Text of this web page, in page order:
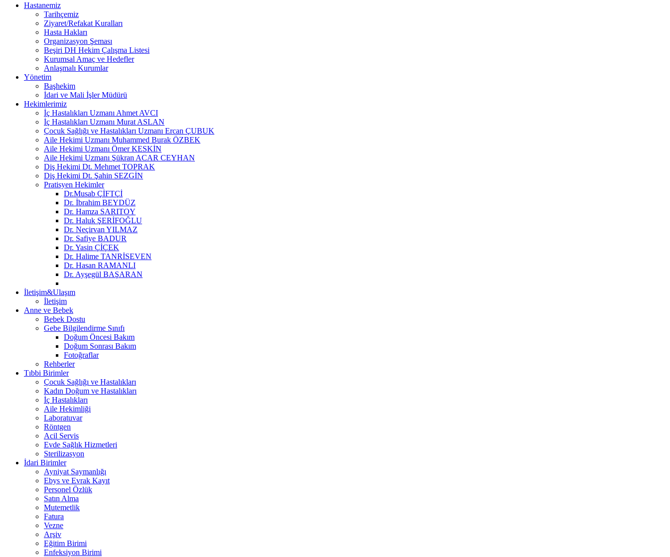
Hastanemiz
Tarihçemiz
Ziyaret/Refakat Kuralları
Hasta Hakları
Organizasyon Şeması
Beşiri DH Hekim Çalışma Listesi
Kurumsal Amaç ve Hedefler
Anlaşmalı Kurumlar
Yönetim
Başhekim
İdari ve Mali İşler Müdürü
Hekimlerimiz
İç Hastalıkları Uzmanı Ahmet AVCI
İç Hastalıkları Uzmanı Murat ASLAN
Çocuk Sağlığı ve Hastalıkları Uzmanı Ercan ÇUBUK
Aile Hekimi Uzmanı Muhammed Burak ÖZBEK
Aile Hekimi Uzmanı Ömer KESKİN
Aile Hekimi Uzmanı Şükran ACAR CEYHAN
Diş Hekimi Dt. Mehmet TOPRAK
Diş Hekimi Dt. Şahin SEZGİN
Pratisyen Hekimler
Dr.Musab ÇİFTÇİ
Dr. İbrahim BEYDÜZ
Dr. Hamza SARITOY
Dr. Haluk ŞERİFOĞLU
Dr. Neçirvan YILMAZ
Dr. Safiye BADUR
Dr. Yasin ÇİÇEK
Dr. Halime TANRİSEVEN
Dr. Hasan RAMANLI
Dr. Ayşegül BAŞARAN
İletişim&Ulaşım
İletişim
Anne ve Bebek
Bebek Dostu
Gebe Bilgilendirme Sınıfı
Doğum Öncesi Bakım
Doğum Sonrası Bakım
Fotoğraflar
Rehberler
Tıbbi Birimler
Çocuk Sağlığı ve Hastalıkları
Kadın Doğum ve Hastalıkları
İç Hastalıkları
Aile Hekimliği
Laboratuvar
Röntgen
Acil Servis
Evde Sağlık Hizmetleri
Sterilizasyon
İdari Birimler
Ayniyat Saymanlığı
Ebys ve Evrak Kayıt
Personel Özlük
Satın Alma
Mutemetlik
Fatura
Vezne
Arşiv
Eğitim Birimi
Enfeksiyon Birimi